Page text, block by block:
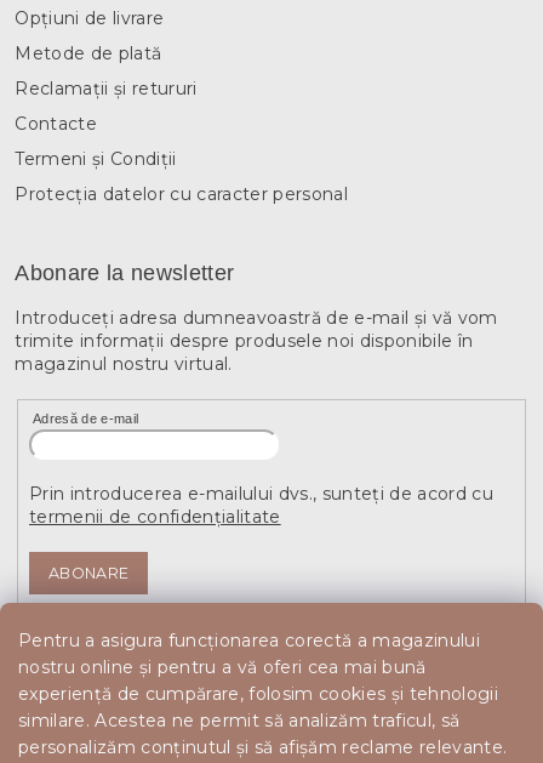
Pentru a asigura funcționarea corectă a magazinului
nostru online și pentru a vă oferi cea mai bună
experiență de cumpărare, folosim cookies și tehnologii
similare. Acestea ne permit să analizăm traficul, să
personalizăm conținutul și să afișăm reclame relevante.
Opțiuni de livrare
Metode de plată
Reclamații și retururi
Contacte
Termeni și Condiții
Protecția datelor cu caracter personal
Abonare la newsletter
Introduceţi adresa dumneavoastră de e-mail şi vă vom
trimite informaţii despre produsele noi disponibile în
magazinul nostru virtual.
Adresă de e-mail
Prin introducerea e-mailului dvs., sunteți de acord cu
termenii de confidențialitate
ABONARE